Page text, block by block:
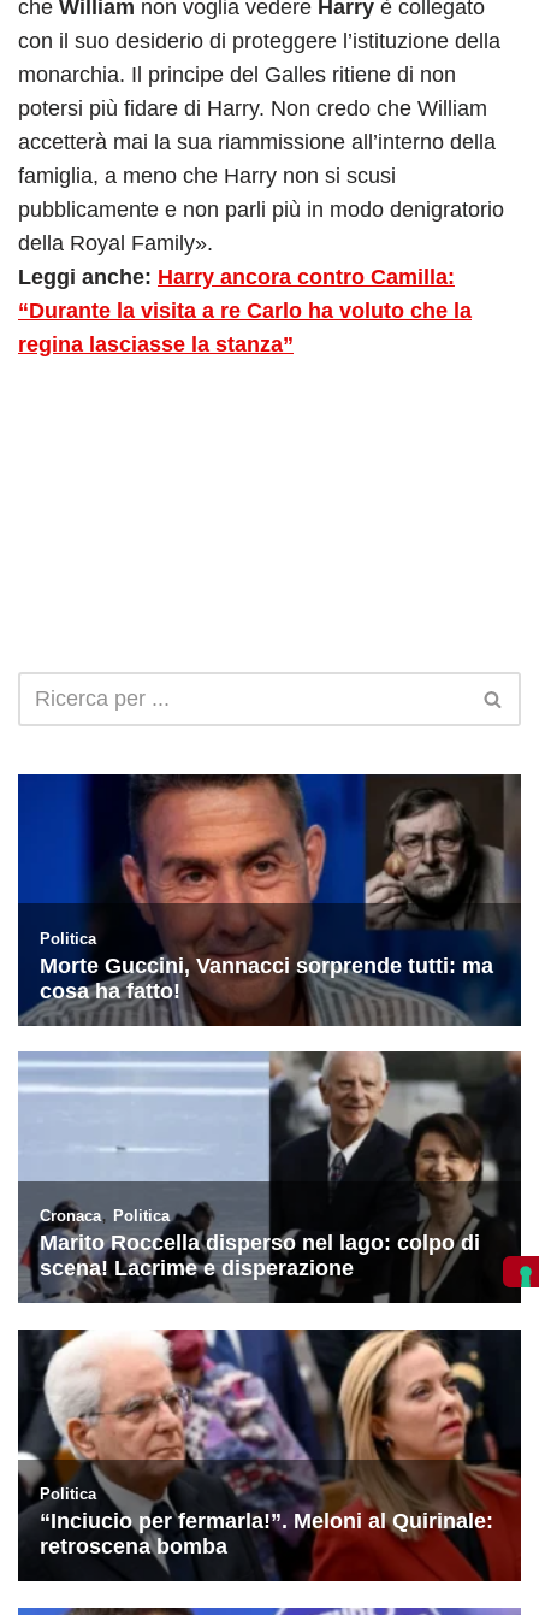
che William non voglia vedere Harry è collegato
con il suo desiderio di proteggere l’istituzione della
monarchia. Il principe del Galles ritiene di non
potersi più fidare di Harry. Non credo che William
accetterà mai la sua riammissione all’interno della
famiglia, a meno che Harry non si scusi
pubblicamente e non parli più in modo denigratorio
della Royal Family».
Leggi anche: Harry ancora contro Camilla:
“Durante la visita a re Carlo ha voluto che la
regina lasciasse la stanza”